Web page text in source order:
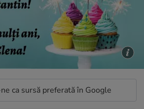
ca sursă preferată în Google